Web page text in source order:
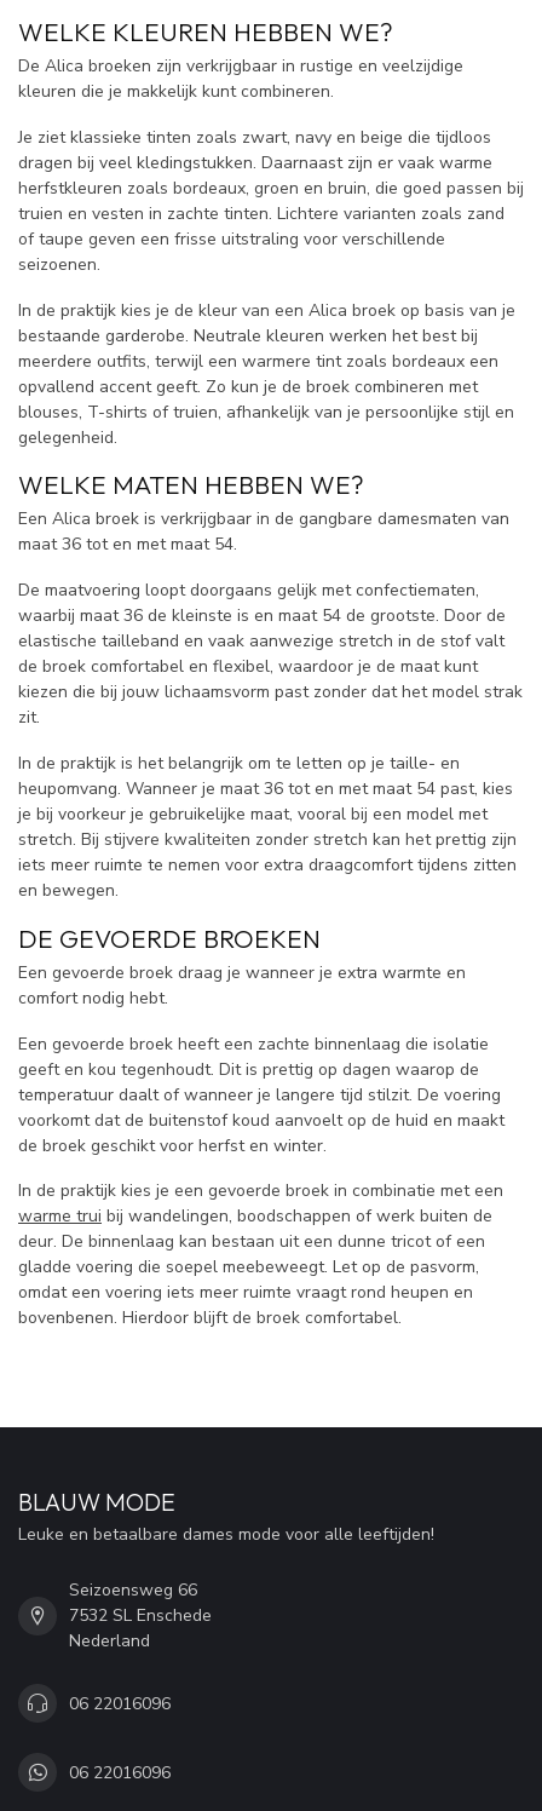
WELKE KLEUREN HEBBEN WE?
De Alica broeken zijn verkrijgbaar in rustige en veelzijdige
kleuren die je makkelijk kunt combineren.
Je ziet klassieke tinten zoals zwart, navy en beige die tijdloos
dragen bij veel kledingstukken. Daarnaast zijn er vaak warme
herfstkleuren zoals bordeaux, groen en bruin, die goed passen bij
truien en vesten in zachte tinten. Lichtere varianten zoals zand
of taupe geven een frisse uitstraling voor verschillende
seizoenen.
In de praktijk kies je de kleur van een Alica broek op basis van je
bestaande garderobe. Neutrale kleuren werken het best bij
meerdere outfits, terwijl een warmere tint zoals bordeaux een
opvallend accent geeft. Zo kun je de broek combineren met
blouses, T-shirts of truien, afhankelijk van je persoonlijke stijl en
gelegenheid.
WELKE MATEN HEBBEN WE?
Een Alica broek is verkrijgbaar in de gangbare damesmaten van
maat 36 tot en met maat 54.
De maatvoering loopt doorgaans gelijk met confectiematen,
waarbij maat 36 de kleinste is en maat 54 de grootste. Door de
elastische tailleband en vaak aanwezige stretch in de stof valt
de broek comfortabel en flexibel, waardoor je de maat kunt
kiezen die bij jouw lichaamsvorm past zonder dat het model strak
zit.
In de praktijk is het belangrijk om te letten op je taille- en
heupomvang. Wanneer je maat 36 tot en met maat 54 past, kies
je bij voorkeur je gebruikelijke maat, vooral bij een model met
stretch. Bij stijvere kwaliteiten zonder stretch kan het prettig zijn
iets meer ruimte te nemen voor extra draagcomfort tijdens zitten
en bewegen.
DE GEVOERDE BROEKEN
Een gevoerde broek draag je wanneer je extra warmte en
comfort nodig hebt.
Een gevoerde broek heeft een zachte binnenlaag die isolatie
geeft en kou tegenhoudt. Dit is prettig op dagen waarop de
temperatuur daalt of wanneer je langere tijd stilzit. De voering
voorkomt dat de buitenstof koud aanvoelt op de huid en maakt
de broek geschikt voor herfst en winter.
In de praktijk kies je een gevoerde broek in combinatie met een
warme trui bij wandelingen, boodschappen of werk buiten de
deur. De binnenlaag kan bestaan uit een dunne tricot of een
gladde voering die soepel meebeweegt. Let op de pasvorm,
omdat een voering iets meer ruimte vraagt rond heupen en
bovenbenen. Hierdoor blijft de broek comfortabel.
BLAUW MODE
Leuke en betaalbare dames mode voor alle leeftijden!
Seizoensweg 66
7532 SL Enschede
Nederland
06 22016096
06 22016096